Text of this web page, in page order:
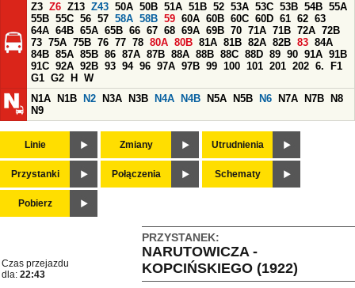
Z3 Z6 Z13 Z43 50A 50B 51A 51B 52 53A 53C 53B 54B 55A
55B 55C 56 57 58A 58B 59 60A 60B 60C 60D 61 62 63
64A 64B 65A 65B 66 67 68 69A 69B 70 71A 71B 72A 72B
73 75A 75B 76 77 78 80A 80B 81A 81B 82A 82B 83 84A
84B 85A 85B 86 87A 87B 88A 88B 88C 88D 89 90 91A 91B
91C 92A 92B 93 94 96 97A 97B 99 100 101 201 202 6.
F1
G1 G2 H
W
N1A
N1B N2 N3A N3B N4A N4B N5A N5B N6 N7A N7B
N8
N9
Linie Zmiany Utrudnienia
Przystanki Połączenia Schematy
Pobierz
PRZYSTANEK:
NARUTOWICZA -
KOPCIŃSKIEGO (1922)
Czas przejazdu
dla: 22:43